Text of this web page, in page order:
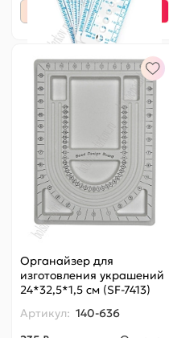
+
Органайзер для
изготовления украшений
24*32,5*1,5 см (SF-7413)
Артикул: 140-636